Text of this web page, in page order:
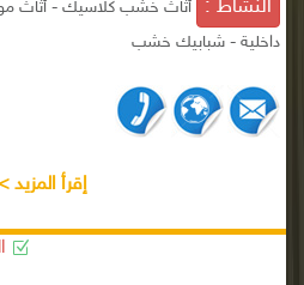
النشاط :
أثاث خشب كلاسيك - أثاث
داخلية - شبابيك خشب
إقرأ المزيد